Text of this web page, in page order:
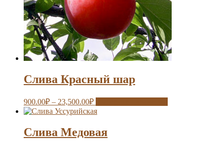
Слива Красный шар
900.00₽ – 23,500.00₽
Слива Медовая